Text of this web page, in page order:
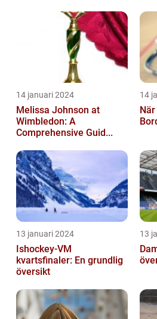
14 januari 2024
Melissa Johnson at
Wimbledon: A
Comprehensive Guid...
14
13 januari 2024
Ishockey-VM
kvartsfinaler: En grundlig
översikt
13